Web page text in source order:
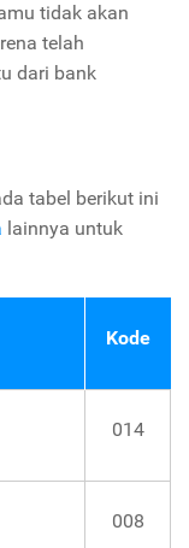
tidak akan
telah
dari bank
tabel berikut ini
lainnya untuk
Kode
014
008